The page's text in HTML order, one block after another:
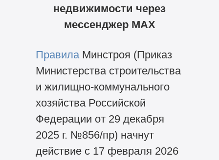
недвижимости через
мессенджер MAX
ПравилаМинстроя (Приказ
Министерства строительства
и жилищно-коммунального
хозяйства Российской
Федерации от 29 декабря
2025 г. №856/пр) начнут
действие с 17 февраля 2026